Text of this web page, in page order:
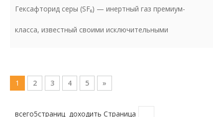
Гексафторид серы (SF₆) — инертный газ премиум-
класса, известный своими исключительными
1 2 3 4 5 »
всего5страниц доходить Страница